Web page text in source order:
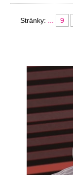
Stránky: 9